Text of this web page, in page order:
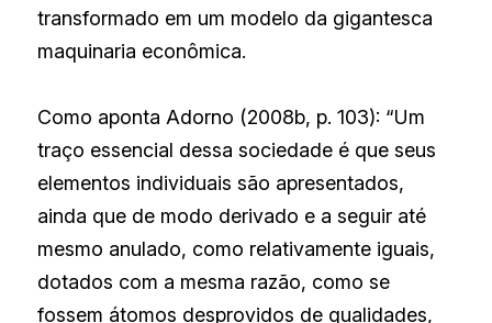
transformado em um modelo da gigantesca
maquinaria econômica.
Como aponta Adorno (2008b, p. 103): “Um
traço essencial dessa sociedade é que seus
elementos individuais são apresentados,
ainda que de modo derivado e a seguir até
mesmo anulado, como relativamente iguais,
dotados com a mesma razão, como se
fossem átomos desprovidos de qualidades,